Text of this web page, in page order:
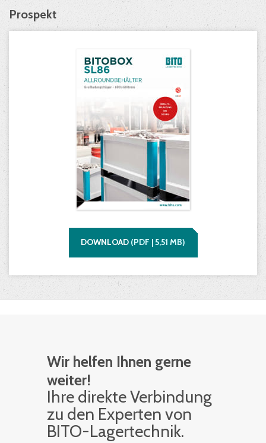
Prospekt
DOWNLOAD (PDF |5,51 MB)
Wir helfen Ihnen gerne
weiter!
Ihre di­rek­te Ver­bin­dung
zu den Ex­per­ten von
BITO-La­ger­tech­nik.